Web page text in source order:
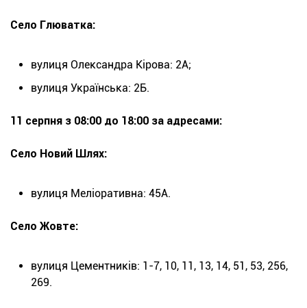
Село Глюватка:
вулиця Олександра Кірова: 2А;
вулиця Українська: 2Б.
11 серпня з 08:00 до 18:00 за адресами:
Село Новий Шлях:
вулиця Меліоративна: 45А.
Село Жовте:
вулиця Цементників: 1-7, 10, 11, 13, 14, 51, 53, 256,
269.